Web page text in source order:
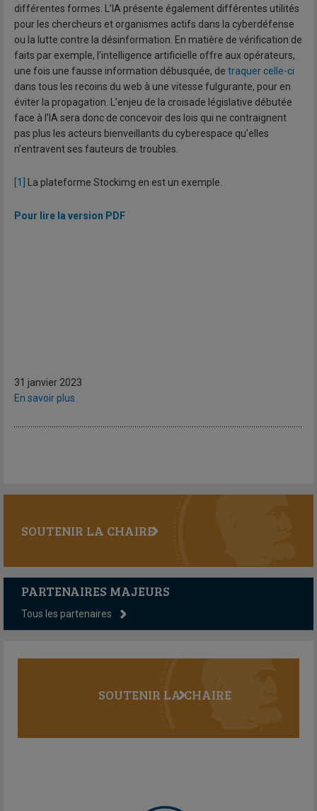
différentes formes. L’IA présente également différentes utilités
pour les chercheurs et organismes actifs dans la cyberdéfense
ou la lutte contre la désinformation. En matière de vérification de
faits par exemple, l’intelligence artificielle offre aux opérateurs,
une fois une fausse information débusquée, de traquer celle-ci
dans tous les recoins du web à une vitesse fulgurante, pour en
éviter la propagation. L’enjeu de la croisade législative débutée
face à l’IA sera donc de concevoir des lois qui ne contraignent
pas plus les acteurs bienveillants du cyberespace qu’elles
n’entravent ses fauteurs de troubles.
[1] La plateforme Stockimg en est un exemple.
Pour lire la version PDF
31 janvier 2023
En savoir plus
SOUTENIR LA CHAIRE
PARTENAIRES MAJEURS
Tous les partenaires
SOUTENIR LA CHAIRE